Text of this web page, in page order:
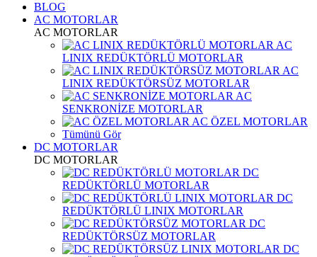
BLOG
AC MOTORLAR
AC MOTORLAR
AC
LINIX REDÜKTÖRLÜ MOTORLAR
AC
LINIX REDÜKTÖRSÜZ MOTORLAR
AC
SENKRONİZE MOTORLAR
AC ÖZEL MOTORLAR
Tümünü Gör
DC MOTORLAR
DC MOTORLAR
DC
REDÜKTÖRLÜ MOTORLAR
DC
REDÜKTÖRLÜ LINIX MOTORLAR
DC
REDÜKTÖRSÜZ MOTORLAR
DC